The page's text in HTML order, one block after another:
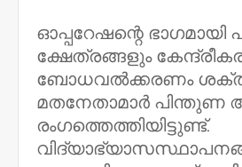
ഓപ്പറേഷന്റെ ഭാഗമായി
ക്ഷേത്രങ്ങളും
ബോധവല്‍ക്കരണം
മതനേതാമാര്‍ പിന്തുണ
രംഗത്തെത്തിയിട്ടുണ്ട്.